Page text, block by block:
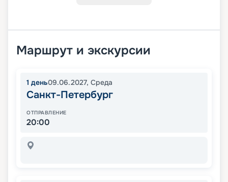
Маршрут и экскурсии
1 день09.06.2027, Среда
Санкт-Петербург
ОТПРАВЛЕНИЕ
20:00